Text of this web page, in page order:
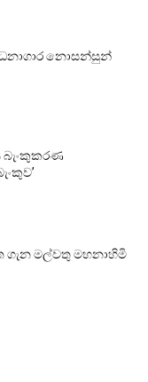
නොසන්සුන්
බැංකුකරණ
ගැන මල්වතු මහනාහිමි